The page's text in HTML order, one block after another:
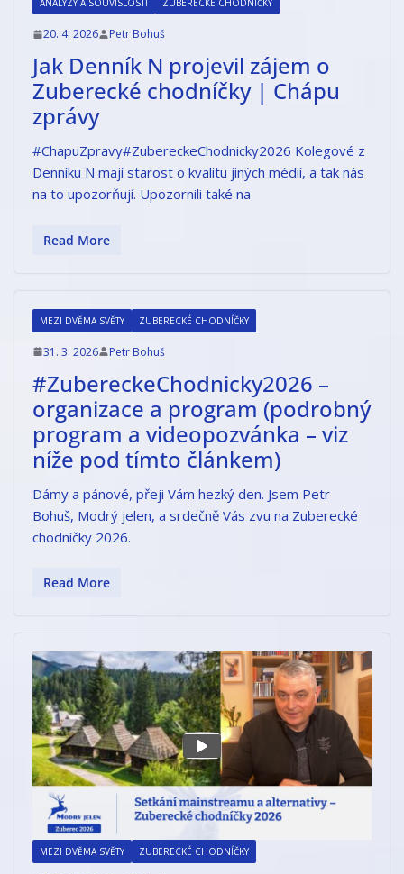
ANALÝZY A SOUVISLOSTI ZUBERECKÉ CHODNÍČKY
20. 4. 2026 Petr Bohuš
Jak Denník N projevil zájem o
Zuberecké chodníčky | Chápu
zprávy
#ChapuZpravy#ZubereckeChodnicky2026 Kolegové z
Denníku N mají starost o kvalitu jiných médií, a tak nás
na to upozorňují. Upozornili také na
Read More
MEZI DVĚMA SVĚTY ZUBERECKÉ CHODNÍČKY
31. 3. 2026 Petr Bohuš
#ZubereckeChodnicky2026 –
organizace a program (podrobný
program a videopozvánka – viz
níže pod tímto článkem)
Dámy a pánové, přeji Vám hezký den. Jsem Petr
Bohuš, Modrý jelen, a srdečně Vás zvu na Zuberecké
chodníčky 2026.
Read More
MEZI DVĚMA SVĚTY ZUBERECKÉ CHODNÍČKY